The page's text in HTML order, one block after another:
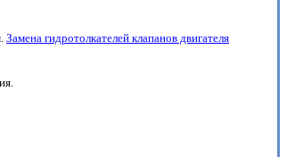
Замена гидротолкателей клапанов двигателя